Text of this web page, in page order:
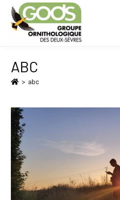
ABC
> abc